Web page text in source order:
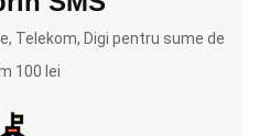
Telekom, Digi pentru sume de
100 lei